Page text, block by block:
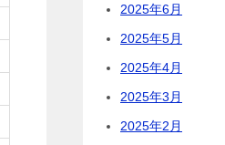
2025年6月
2025年5月
2025年4月
2025年3月
2025年2月